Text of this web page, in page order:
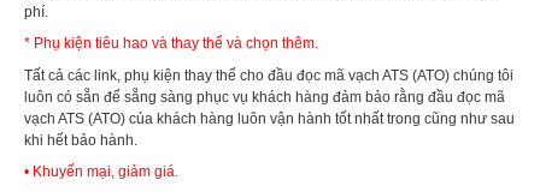
phí.
* Phụ kiện tiêu hao và thay thế và chọn thêm.
Tất cả các link, phụ kiện thay thế cho đầu đọc mã vạch ATS (ATO) chúng tôi
luôn có sẵn để sẵng sàng phục vụ khách hàng đảm bảo rằng đầu đọc mã
vạch ATS (ATO) của khách hàng luôn vận hành tốt nhất trong cũng như sau
khi hết bảo hành.
• Khuyến mại, giảm giá.